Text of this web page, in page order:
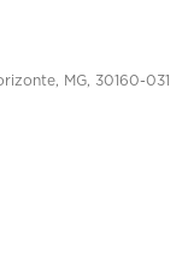
MG, 30160-031